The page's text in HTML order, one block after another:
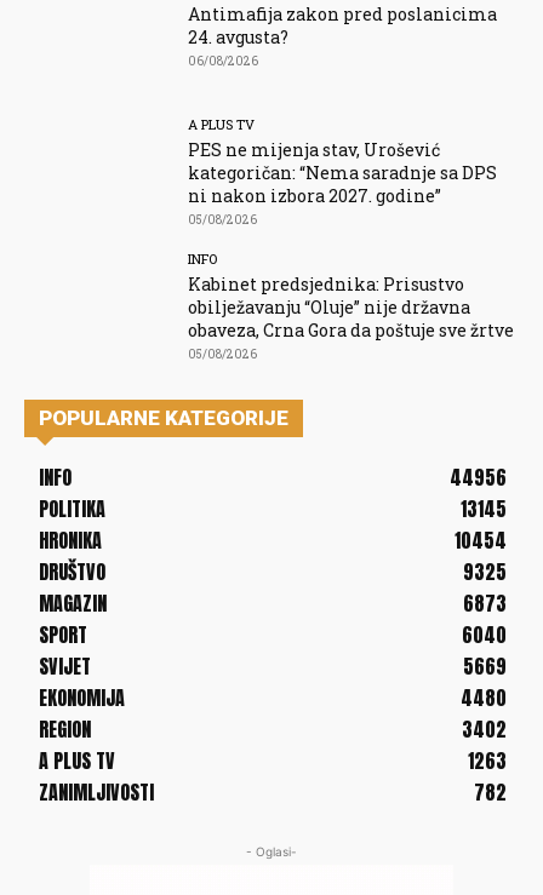
Antimafija zakon pred poslanicima
24. avgusta?
06/08/2026
A PLUS TV
PES ne mijenja stav, Urošević
kategoričan: “Nema saradnje sa DPS
ni nakon izbora 2027. godine”
05/08/2026
INFO
Kabinet predsjednika: Prisustvo
obilježavanju “Oluje” nije državna
obaveza, Crna Gora da poštuje sve žrtve
05/08/2026
POPULARNE KATEGORIJE
INFO
44956
POLITIKA
13145
HRONIKA
10454
DRUŠTVO
9325
MAGAZIN
6873
SPORT
6040
SVIJET
5669
EKONOMIJA
4480
REGION
3402
A PLUS TV
1263
ZANIMLJIVOSTI
782
- Oglasi-